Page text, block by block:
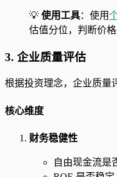
💡 使用工具：使用
估值分位，判断价
3. 企业质量评估
根据投资理念，企业质量
核心维度
财务稳健性
自由现金流是